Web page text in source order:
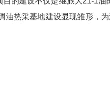
热采基地建设显现雏形，